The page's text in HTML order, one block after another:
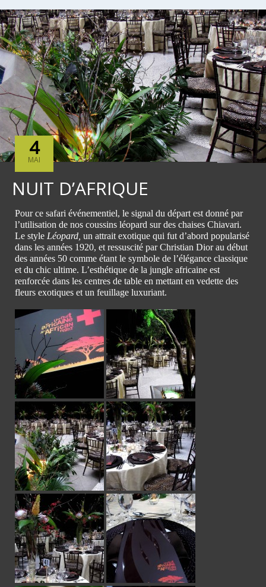
4
MAI
NUIT D’AFRIQUE
Pour ce safari événementiel, le signal du départ est donné par
l’utilisation de nos coussins léopard sur des chaises Chiavari.
Le style Léopard, un attrait exotique qui fut d’abord popularisé
dans les années 1920, et ressuscité par Christian Dior au début
des années 50 comme étant le symbole de l’élégance classique
et du chic ultime. L’esthétique de la jungle africaine est
renforcée dans les centres de table en mettant en vedette des
fleurs exotiques et un feuillage luxuriant.